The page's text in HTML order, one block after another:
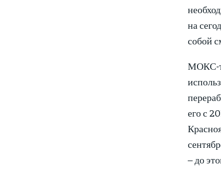
на
собой
МОКС-
его с
– до